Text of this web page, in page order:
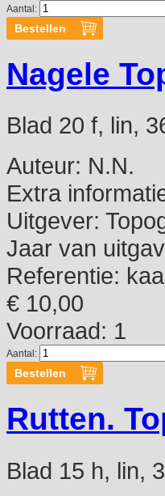
Aantal:
Nagele
Blad 20 f, lin,
Auteur: N.N.
Extra
Uitgever:
Jaar van
Referentie:
€ 10,00
Voorraad: 1
Aantal:
Rutten.
Blad 15 h, lin,